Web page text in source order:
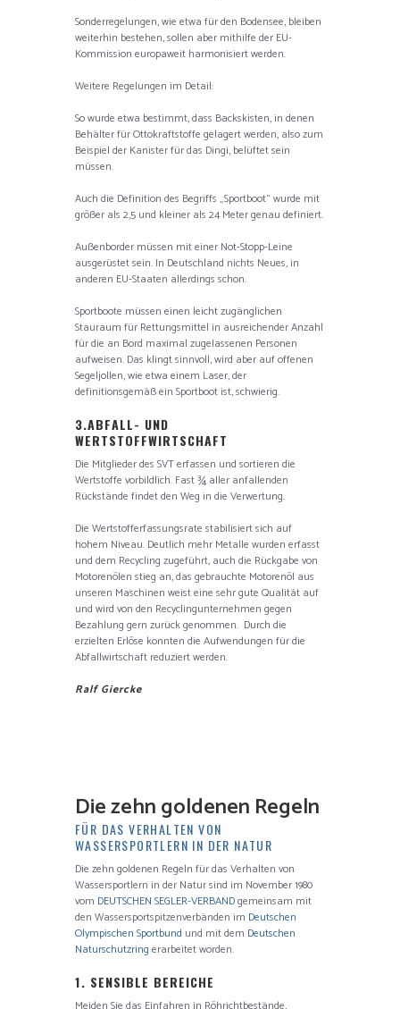
Sonderregelungen, wie etwa für den Bodensee, bleiben
weiterhin bestehen, sollen aber mithilfe der EU-
Kommission europaweit harmonisiert werden.
Weitere Regelungen im Detail:
So wurde etwa bestimmt, dass Backskisten, in denen
Behälter für Ottokraftstoffe gelagert werden, also zum
Beispiel der Kanister für das Dingi, belüftet sein
müssen.
Auch die Definition des Begriffs „Sportboot“ wurde mit
größer als 2,5 und kleiner als 24 Meter genau definiert.
Außenborder müssen mit einer Not-Stopp-Leine
ausgerüstet sein. In Deutschland nichts Neues, in
anderen EU-Staaten allerdings schon.
Sportboote müssen einen leicht zugänglichen
Stauraum für Rettungsmittel in ausreichender Anzahl
für die an Bord maximal zugelassenen Personen
aufweisen. Das klingt sinnvoll, wird aber auf offenen
Segeljollen, wie etwa einem Laser, der
definitionsgemäß ein Sportboot ist, schwierig.
3.ABFALL- UND
WERTSTOFFWIRTSCHAFT
Die Mitglieder des SVT erfassen und sortieren die
Wertstoffe vorbildlich. Fast ¾ aller anfallenden
Rückstände findet den Weg in die Verwertung.
Die Wertstofferfassungsrate stabilisiert sich auf
hohem Niveau. Deutlich mehr Metalle wurden erfasst
und dem Recycling zugeführt, auch die Rückgabe von
Motorenölen stieg an, das gebrauchte Motorenöl aus
unseren Maschinen weist eine sehr gute Qualität auf
und wird von den Recyclingunternehmen gegen
Bezahlung gern zurück genommen. Durch die
erzielten Erlöse konnten die Aufwendungen für die
Abfallwirtschaft reduziert werden.
Ralf Giercke
Die zehn goldenen Regeln
FÜR DAS VERHALTEN VON
WASSERSPORTLERN IN DER NATUR
Die zehn goldenen Regeln für das Verhalten von
Wassersportlern in der Natur sind im November 1980
vom DEUTSCHEN SEGLER-VERBANDgemeinsam mit
den Wassersportspitzenverbänden im Deutschen
Olympischen Sportbund und mit dem Deutschen
Naturschutzring erarbeitet worden.
1. SENSIBLE BEREICHE